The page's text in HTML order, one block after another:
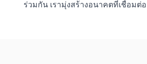
ร่วมกัน เรามุ่งสร้างอนาคตที่เชื่อม